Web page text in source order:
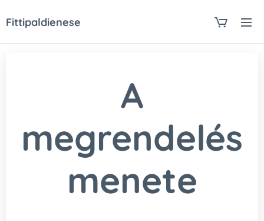
Fittipaldienese
A
megrendelés
menete